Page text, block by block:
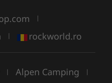
|
| rockworld.ro
| Alpen Camping |